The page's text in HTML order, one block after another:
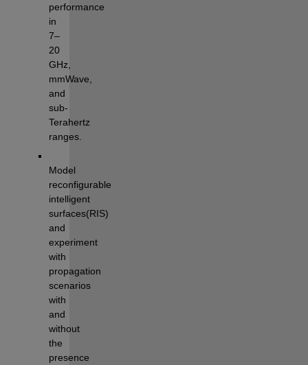
performance
in
7–
20
GHz,
mmWave,
and
sub-
Terahertz
ranges.
Model
reconfigurable
intelligent
surfaces(RIS)
and
experiment
with
propagation
scenarios
with
and
without
the
presence